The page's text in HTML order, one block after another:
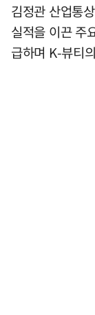
김정관 산업통
실적을 이끈 주
급하며 K-뷰티